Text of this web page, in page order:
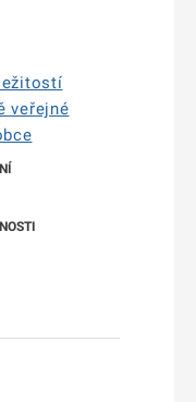
veřejné